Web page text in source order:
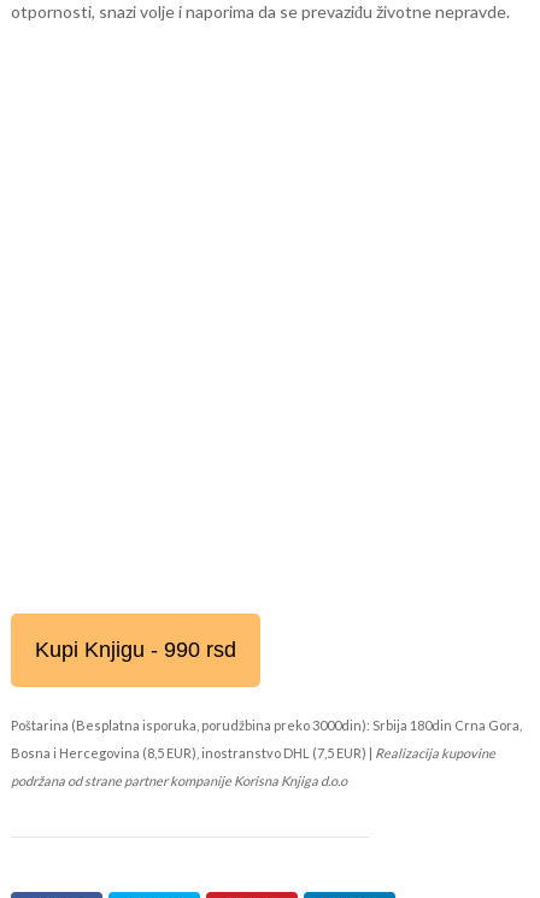
otpornosti, snazi volje i naporima da se prevaziđu životne nepravde.
Kupi Knjigu - 990 rsd
Poštarina (Besplatna isporuka, porudžbina preko 3000din): Srbija 180din Crna Gora,
Bosna i Hercegovina (8,5 EUR), inostranstvo DHL (7,5 EUR) | Realizacija kupovine
podržana od strane partner kompanije Korisna Knjiga d.o.o